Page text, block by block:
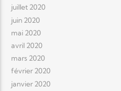
juillet 2020
juin 2020
mai 2020
avril 2020
mars 2020
février 2020
janvier 2020